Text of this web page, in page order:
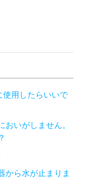
使用したらいいで
おいがしません。
から水が止まりま